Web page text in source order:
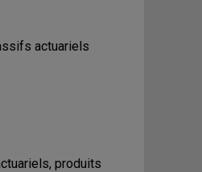
actuariels
produits